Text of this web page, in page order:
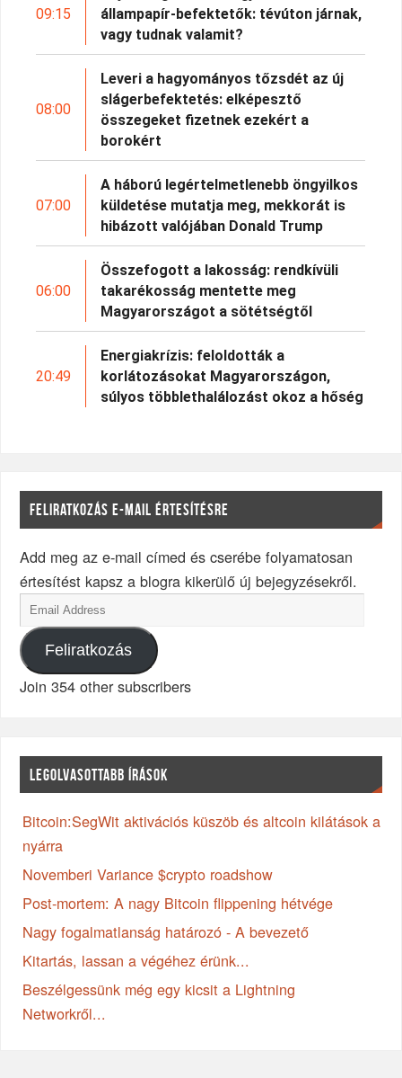
09:15
állampapír-befektetők: tévúton járnak,
vagy tudnak valamit?
08:00
Leveri a hagyományos tőzsdét az új
slágerbefektetés: elképesztő
összegeket fizetnek ezekért a
borokért
07:00
A háború legértelmetlenebb öngyilkos
küldetése mutatja meg, mekkorát is
hibázott valójában Donald Trump
06:00
Összefogott a lakosság: rendkívüli
takarékosság mentette meg
Magyarországot a sötétségtől
20:49
Energiakrízis: feloldották a
korlátozásokat Magyarországon,
súlyos többlethalálozást okoz a hőség
FELIRATKOZÁS E-MAIL ÉRTESÍTÉSRE
Add meg az e-mail címed és cserébe folyamatosan
értesítést kapsz a blogra kikerülő új bejegyzésekről.
Feliratkozás
Join 354 other subscribers
LEGOLVASOTTABB ÍRÁSOK
Bitcoin:SegWit aktivációs küszöb és altcoin kilátások a
nyárra
Novemberi Variance $crypto roadshow
Post-mortem: A nagy Bitcoin flippening hétvége
Nagy fogalmatlanság határozó - A bevezető
Kitartás, lassan a végéhez érünk...
Beszélgessünk még egy kicsit a Lightning
Networkről...